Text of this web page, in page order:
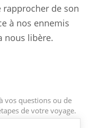
de son
à nos ennemis
nous libère.
vos questions ou de
de votre voyage.